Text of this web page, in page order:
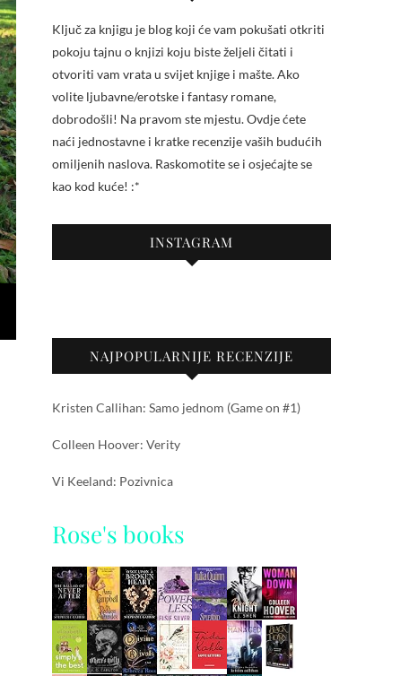
Ključ za knjigu je blog koji će vam pokušati otkriti
pokoju tajnu o knjizi koju biste željeli čitati i
otvoriti vam vrata u svijet knjige i mašte. Ako
volite ljubavne/erotske i fantasy romane,
dobrodošli! Na pravom ste mjestu. Ovdje ćete
naći jednostavne i kratke recenzije vaših budućih
omiljenih naslova. Raskomotite se i osjećajte se
kao kod kuće! :*
INSTAGRAM
NAJPOPULARNIJE RECENZIJE
Kristen Callihan: Samo jednom (Game on #1)
Colleen Hoover: Verity
Vi Keeland: Pozivnica
Rose's books